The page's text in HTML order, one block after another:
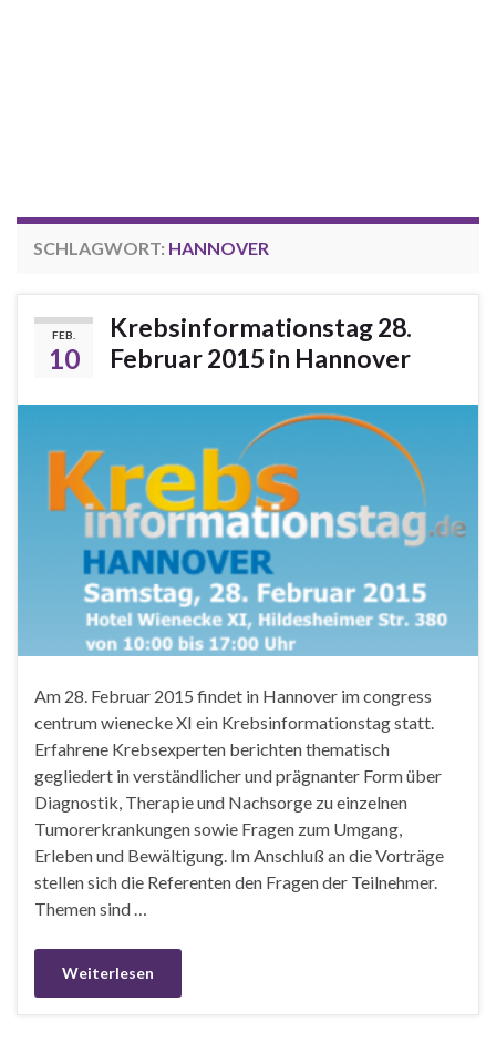
SCHLAGWORT: HANNOVER
FEB.
10
Krebsinformationstag 28.
Februar 2015 in Hannover
Am 28. Februar 2015 findet in Hannover im congress
centrum wienecke XI ein Krebsinformationstag statt.
Erfahrene Krebsexperten berichten thematisch
gegliedert in verständlicher und prägnanter Form über
Diagnostik, Therapie und Nachsorge zu einzelnen
Tumorerkrankungen sowie Fragen zum Umgang,
Erleben und Bewältigung. Im Anschluß an die Vorträge
stellen sich die Referenten den Fragen der Teilnehmer.
Themen sind …
Weiterlesen